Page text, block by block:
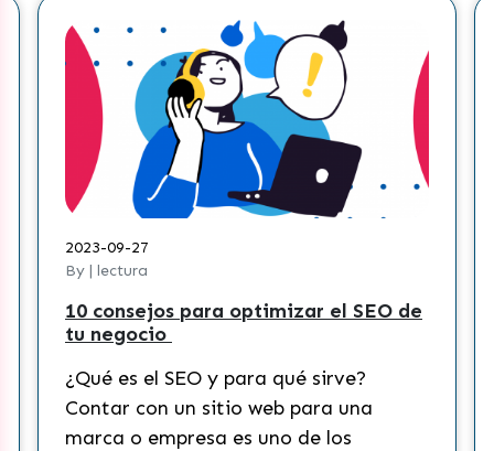
2023-09-27
By | lectura
10 consejos para optimizar el SEO de
tu negocio
¿Qué es el SEO y para qué sirve?
Contar con un sitio web para una
marca o empresa es uno de los